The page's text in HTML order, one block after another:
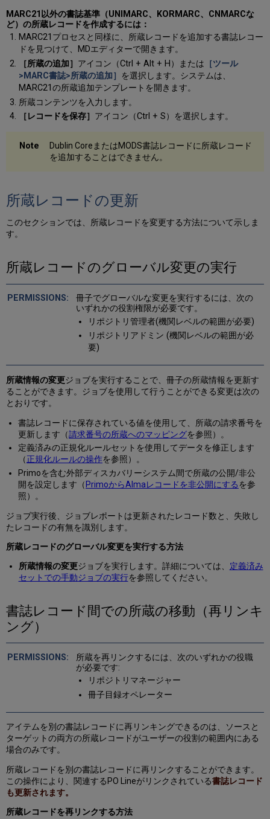
MARC21以外の書誌基準（UNIMARC、KORMARC、CNMARCな
ど）の所蔵レコードを作成するには：
MARC21プロセスと同様に、所蔵レコードを追加する書誌レコー
ドを見つけて、MDエディターで開きます。
［所蔵の追加］ アイコン（Ctrl + Alt + H）または ［ツール
>MARC書誌>所蔵の追加］
を選択します。システムは、
MARC21の所蔵追加テンプレートを開きます。
所蔵コンテンツを入力します。
［レコードを保存］ アイコン（Ctrl + S）を選択します。
Dublin CoreまたはMODS書誌レコードに所蔵レコード
を追加することはできません。
所蔵レコードの更新
このセクションでは、所蔵レコードを変更する方法について示しま
す。
所蔵レコードのグローバル変更の実行
冊子でグローバルな変更を実行するには、次の
いずれかの役割権限が必要です。
リポジトリ管理者(機関レベルの範囲が必要)
リポジトリアドミン (機関レベルの範囲が必
要)
所蔵情報の変更ジョブを実行することで、冊子の所蔵情報を更新す
ることができます。ジョブを使用して行うことができる変更は次の
とおりです。
書誌レコードに保存されている値を使用して、所蔵の請求番号を
更新します（請求番号の所蔵へのマッピングを参照）。
定義済みの正規化ルールセットを使用してデータを修正します
（正規化ルールの操作を参照）。
Primoを含む外部ディスカバリーシステム間で所蔵の公開/非公
開を設定します（ PrimoからAlmaレコードを非公開にする を参
照）。
ジョブ実行後、ジョブレポートは更新されたレコード数と、失敗し
たレコードの有無を識別します。
所蔵レコードのグローバル変更を実行する方法
所蔵情報の変更ジョブを実行します。詳細については、 定義済み
セットでの手動ジョブの実行を参照してください。
書誌レコード間での所蔵の移動（再リンキ
ング）
所蔵を再リンクするには、次のいずれかの役職
が必要です:
リポジトリマネージャー
冊子目録オペレーター
アイテムを別の書誌レコードに再リンキングできるのは、ソースと
ターゲットの両方の所蔵レコードがユーザーの役割の範囲内にある
場合のみです。
所蔵レコードを別の書誌レコードに再リンクすることができます。
この操作により、関連するPO Lineがリンクされている書誌レコード
も更新されます。
所蔵レコードを再リンクする方法